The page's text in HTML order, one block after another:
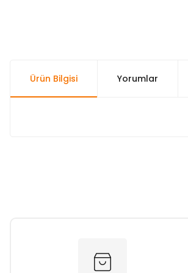
Ürün Bilgisi Yorumlar
Ürün fiyatı diğer sitelerden daha pahalı.